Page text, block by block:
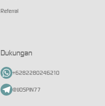
Referral
Dukungan
+6282280246210
@IJOSPIN77